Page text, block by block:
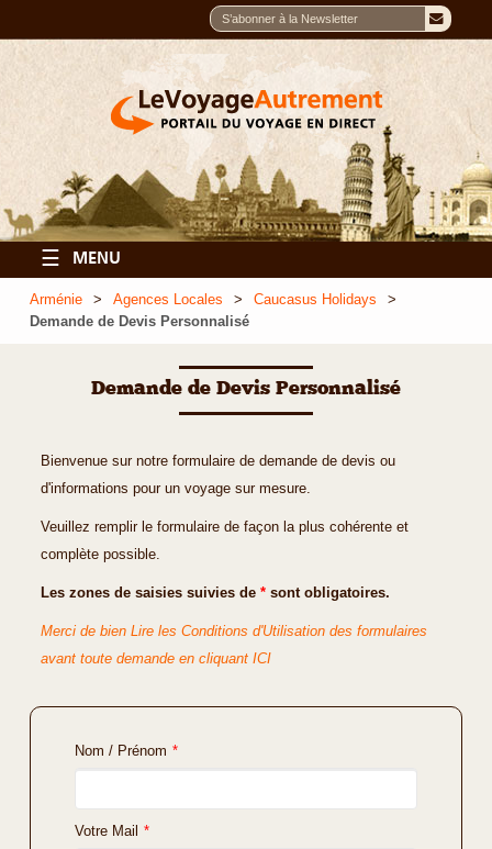
☰ MENU
Arménie Agences Locales
Caucasus Holidays
Demande de Devis Personnalisé
Demande de Devis Personnalisé
Bienvenue sur notre formulaire de demande de devis ou
d'informations pour un voyage sur mesure.
Veuillez remplir le formulaire de façon la plus cohérente et
complète possible.
Les zones de saisies suivies de * sont obligatoires.
Merci de bien Lire les Conditions d'Utilisation des formulaires
avant toute demande en cliquant ICI
Nom / Prénom *
Votre Mail *